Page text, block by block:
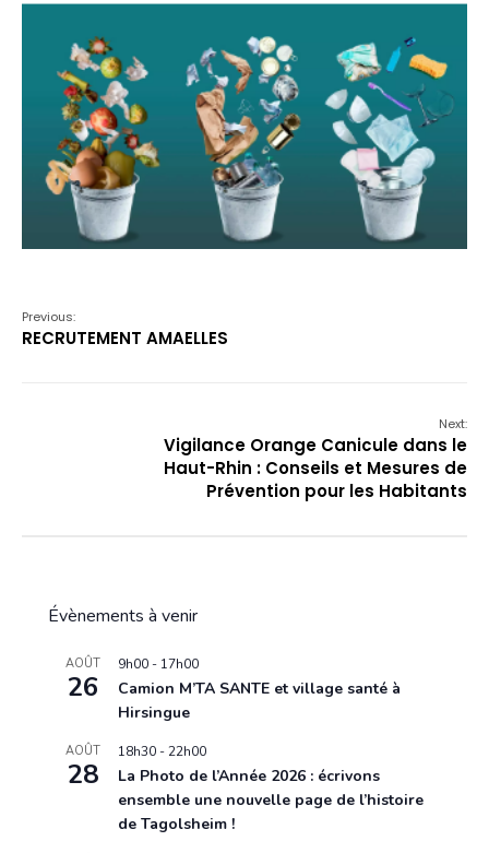
Previous:
RECRUTEMENT AMAELLES
Next:
Vigilance Orange Canicule dans le
Haut-Rhin : Conseils et Mesures de
Prévention pour les Habitants
Évènements à venir
AOÛT
26
9h00 - 17h00
Camion M’TA SANTE et village santé à
Hirsingue
AOÛT
28
18h30 -22h00
La Photo de l’Année 2026 : écrivons
ensemble une nouvelle page de l’histoire
de Tagolsheim !